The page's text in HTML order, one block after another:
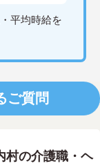
平均時給を
ご質問
村の介護職・ヘ